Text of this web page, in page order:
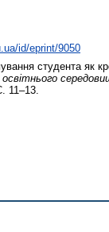
id/eprint/9050
студента як
11–13.